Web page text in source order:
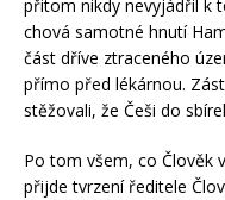
přitom nikdy nevyjádřil k
chová samotné hnutí
část dříve ztraceného
přímo před lékárnou.
stěžovali, že Češi do
Po tom všem, co Člověk
přijde tvrzení ředitele